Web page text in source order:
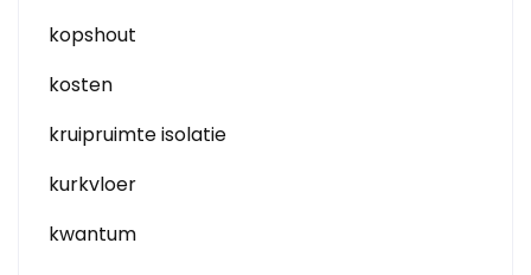
kopshout
kosten
kruipruimte isolatie
kurkvloer
kwantum